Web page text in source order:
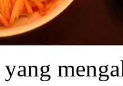
yang